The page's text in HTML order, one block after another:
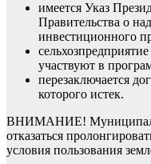
имеется Указ
Правительства о
инвестиционного
участвуют в
перезаключается
которого истек.
ВНИМАНИЕ!
отказаться
условия пользования